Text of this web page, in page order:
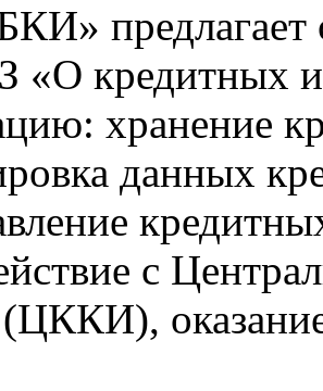
предлагает
кредитных
хранение
данных
с